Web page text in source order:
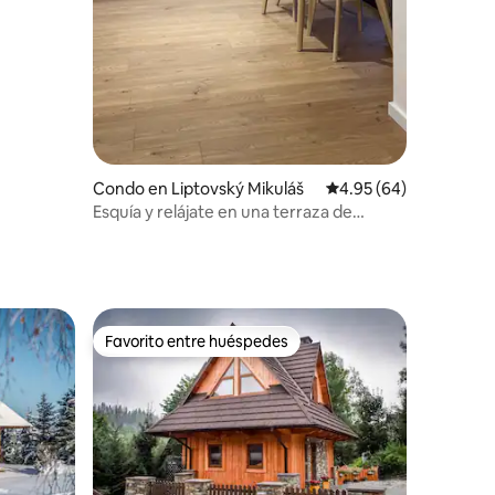
Condo en Liptovský Mikuláš Calificación
4.95 (64)
Esquía y relájate en una terraza de
Favorito entre huéspedes
Favorito entre huéspedes